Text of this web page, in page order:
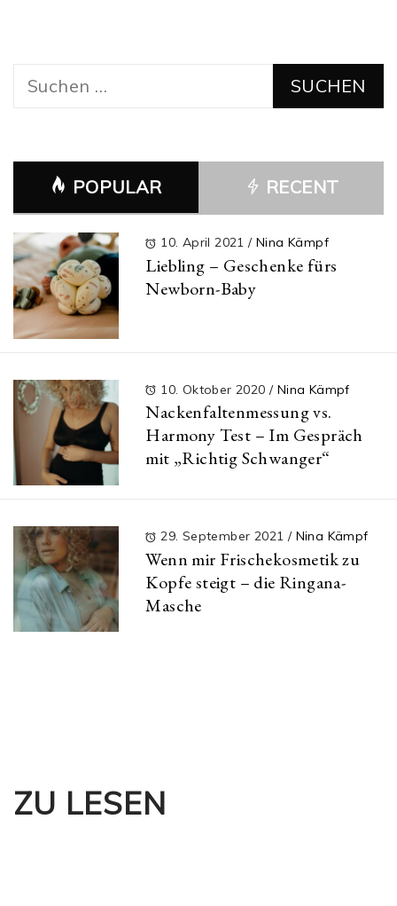
Suchen
POPULAR RECENT
10. April 2021/ Nina Kämpf
Liebling – Geschenke fürs
Newborn-Baby
10. Oktober 2020 / Nina Kämpf
Nackenfaltenmessung vs.
Harmony Test – Im Gespräch
mit „Richtig Schwanger“
29. September 2021 / Nina Kämpf
Wenn mir Frischekosmetik zu
Kopfe steigt – die Ringana-
Masche
ZU LESEN